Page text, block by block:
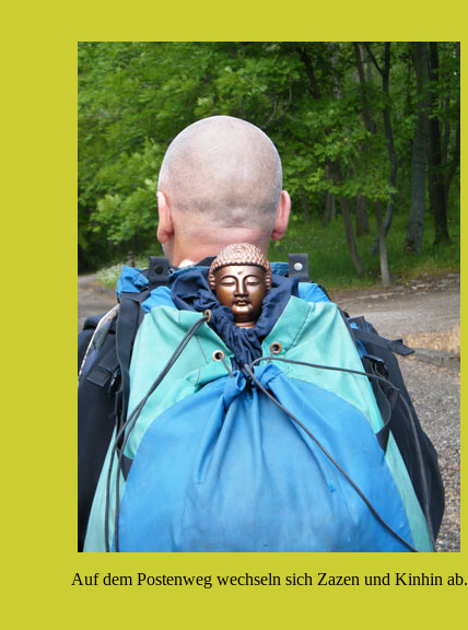
Auf dem Postenweg wechseln sich Zazen und Kinhin ab.